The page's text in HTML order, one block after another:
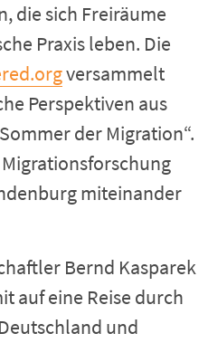
die sich Freiräume
Praxis leben. Die
versammelt
Perspektiven aus
der Migration“.
miteinander
Bernd Kasparek
auf eine Reise durch
und